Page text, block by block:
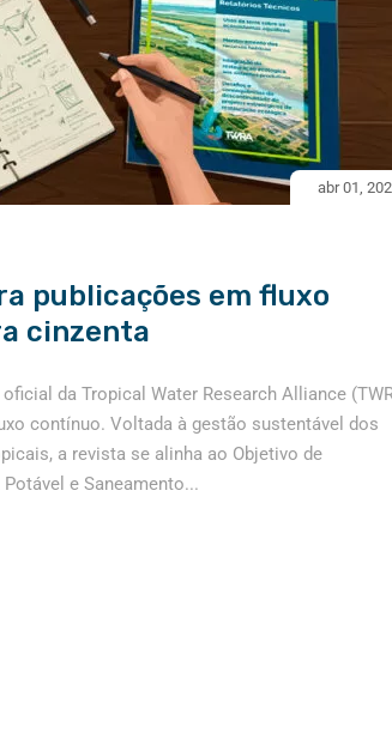
abr 01,
publicações em fluxo
cinzenta
da Tropical Water Research Alliance
contínuo. Voltada à gestão sustentável dos
a revista se alinha ao Objetivo de
e Saneamento...